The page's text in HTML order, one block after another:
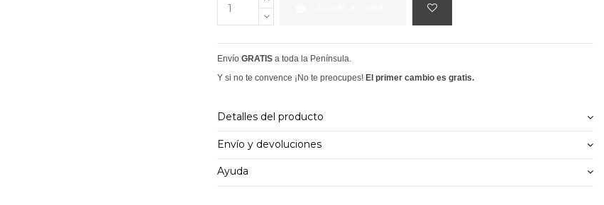
Envío GRATIS a toda la Península.
Y si no te convence ¡No te preocupes! El primer cambio es gratis.
Detalles del producto
Envío y devoluciones
Ayuda